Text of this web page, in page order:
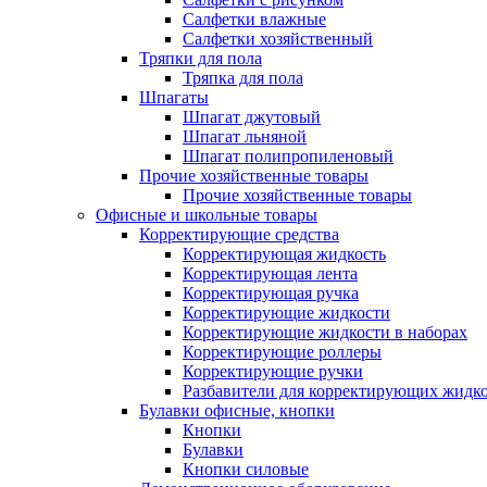
Салфетки влажные
Салфетки хозяйственный
Тряпки для пола
Тряпка для пола
Шпагаты
Шпагат джутовый
Шпагат льняной
Шпагат полипропиленовый
Прочие хозяйственные товары
Прочие хозяйственные товары
Офисные и школьные товары
Корректирующие средства
Корректирующая жидкость
Корректирующая лента
Корректирующая ручка
Корректирующие жидкости
Корректирующие жидкости в наборах
Корректирующие роллеры
Корректирующие ручки
Разбавители для корректирующих
Булавки офисные, кнопки
Кнопки
Булавки
Кнопки силовые